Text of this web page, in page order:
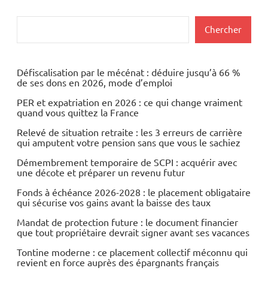
Chercher
Défiscalisation par le mécénat : déduire jusqu’à 66 %
de ses dons en 2026, mode d’emploi
PER et expatriation en 2026 : ce qui change vraiment
quand vous quittez la France
Relevé de situation retraite : les 3 erreurs de carrière
qui amputent votre pension sans que vous le sachiez
Démembrement temporaire de SCPI : acquérir avec
une décote et préparer un revenu futur
Fonds à échéance 2026-2028 : le placement obligataire
qui sécurise vos gains avant la baisse des taux
Mandat de protection future : le document financier
que tout propriétaire devrait signer avant ses vacances
Tontine moderne : ce placement collectif méconnu qui
revient en force auprès des épargnants français